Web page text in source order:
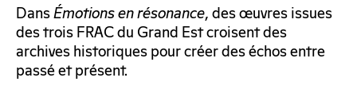
DansÉmotions en résonance, des œuvres issues
des trois FRAC du Grand Est croisent des
archives historiques pour créer des échos entre
passé et présent.